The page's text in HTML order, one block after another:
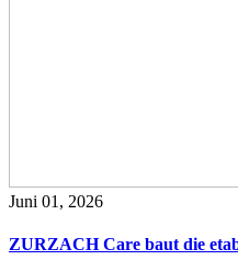
Juni 01, 2026
ZURZACH Care baut die